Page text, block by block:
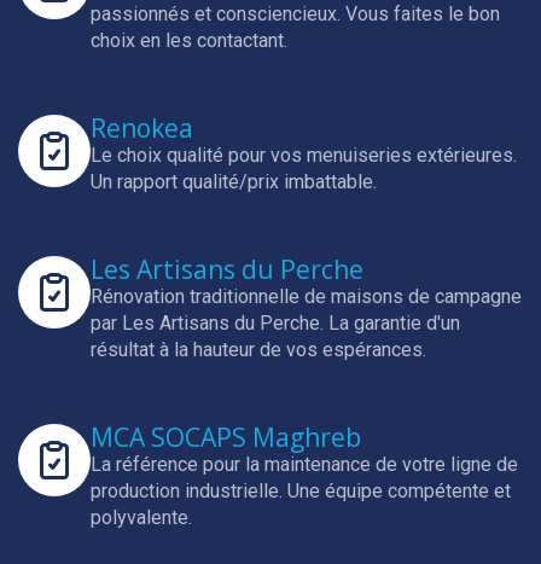
passionnés et consciencieux. Vous faites le bon
choix en les contactant.
Renokea
Le choix qualité pour vos menuiseries extérieures.
Un rapport qualité/prix imbattable.
Les Artisans du Perche
Rénovation traditionnelle de maisons de campagne
par Les Artisans du Perche. La garantie d'un
résultat à la hauteur de vos espérances.
MCA SOCAPS Maghreb
La référence pour la maintenance de votre ligne de
production industrielle. Une équipe compétente et
polyvalente.